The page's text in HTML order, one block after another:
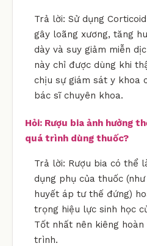
Trả lời: Sử dụng
gây loãng xương, tăng
dày và suy giảm miễn
này chỉ được dùng khi
chịu sự giám sát y khoa
bác sĩ chuyên khoa.
Hỏi: Rượu bia ảnh hưởng
quá trình dùng thuốc?
Trả lời: Rượu bia có thể
dụng phụ của thuốc
huyết áp tư thế đứng)
trọng hiệu lực sinh học
Tốt nhất nên kiêng
trình.